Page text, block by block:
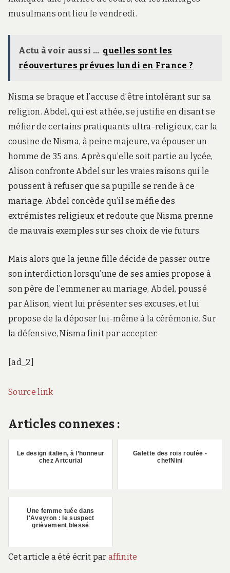
musulmans ont lieu le vendredi.
Actu à voir aussi ... quelles sont les
réouvertures prévues lundi en France ?
Nisma se braque et l’accuse d’être intolérant sur sa
religion. Abdel, qui est athée, se justifie en disant se
méfier de certains pratiquants ultra-religieux, car la
cousine de Nisma, à peine majeure, va épouser un
homme de 35 ans. Après qu’elle soit partie au lycée,
Alison confronte Abdel sur les vraies raisons qui le
poussent à refuser que sa pupille se rende à ce
mariage. Abdel concède qu’il se méfie des
extrémistes religieux et redoute que Nisma prenne
de mauvais exemples sur ses choix de vie futurs.
Mais alors que la jeune fille décide de passer outre
son interdiction lorsqu’une de ses amies propose à
son père de l’emmener au mariage, Abdel, poussé
par Alison, vient lui présenter ses excuses, et lui
propose de la déposer lui-même à la cérémonie. Sur
la défensive, Nisma finit par accepter.
[ad_2]
Source link
Articles connexes :
Le design italien, à l’honneur
chez Artcurial
Galette des rois roulée -
chefNini
Une femme tuée dans
l'Aveyron : le suspect
grièvement blessé
Cet article a été écrit par affinite